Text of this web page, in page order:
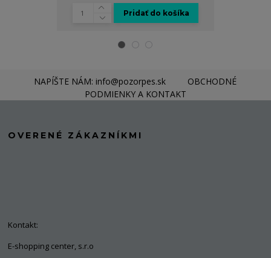
Pridať do košíka
NAPÍŠTE NÁM: info@pozorpes.sk
OBCHODNÉ
PODMIENKY A KONTAKT
OVERENÉ ZÁKAZNÍKMI
Kontakt:
E-shopping center, s.r.o